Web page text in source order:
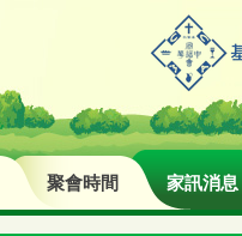
聚會時間 家訊消息